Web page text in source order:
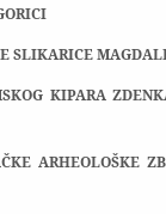
SLIKARICE
KIPARA